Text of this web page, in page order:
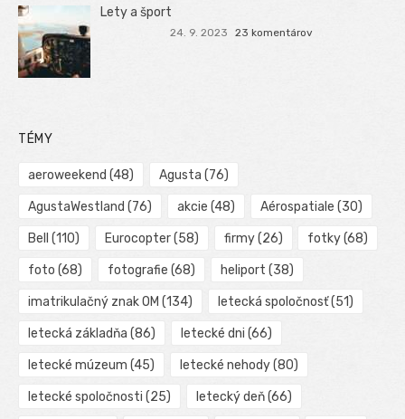
Lety a šport
24. 9. 2023 23 komentárov
TÉMY
aeroweekend (48) Agusta (76)
AgustaWestland (76) akcie (48) Aérospatiale (30)
Bell (110) Eurocopter(58) firmy(26) fotky(68)
foto (68) fotografie (68) heliport (38)
imatrikulačný znak OM (134) letecká spoločnosť(51)
letecká základňa (86) letecké dni (66)
letecké múzeum (45) letecké nehody(80)
letecké spoločnosti (25) letecký deň(66)